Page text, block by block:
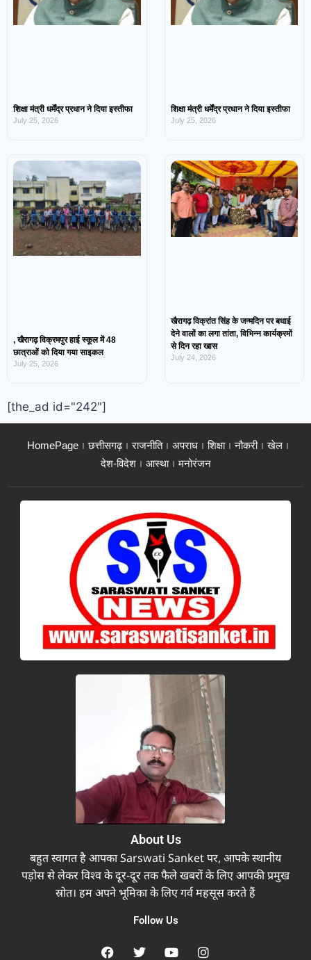
शिक्षा मंत्री धर्मेंद्र प्रधान ने दिया इस्तीफा
July 25, 2026
शिक्षा मंत्री धर्मेंद्र प्रधान ने दिया इस्तीफा
July 25, 2026
, खैरागढ़ विक्रमपुर हाई स्कूल में 48
छात्राओं को दिया गया साइकल
July 25, 2026
खैरागढ़ विक्रांत सिंह के जन्मदिन पर बधाई
देने वालों का लगा तांता, विभिन्न कार्यक्रमों
से दिन रहा खास
July 24, 2026
[the_ad id="242"]
HomePage छत्तीसगढ़ राजनीति अपराध शिक्षा नौकरी
खेल
देश-विदेश
आस्था मनोरंजन
About Us
बहुत स्वागत है आपका Sarswati Sanket पर, आपके स्थानीय
पड़ोस से लेकर विश्व के दूर-दूर तक फैले खबरों के लिए आपकी प्रमुख
स्रोत। हम अपने भूमिका के लिए गर्व महसूस करते हैं
Follow Us